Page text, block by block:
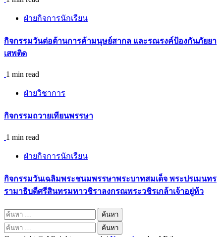
ฝ่ายกิจการนักเรียน
กิจกรรม​วันต่อต้านการค้ามนุษย์สากล และรณรงค์ป้องกันภัยยา
เสพติด
1 min read
ฝ่ายวิชาการ
กิจกรรมถวายเทียนพรรษา
1 min read
ฝ่ายกิจการนักเรียน
กิจกรรมวันเฉลิมพระชนมพรรษาพระบาทสมเด็จ พระปรเมนทร
รามาธิบดีศรีสินทรมหาวชิราลงกรณพระวชิรเกล้าเจ้าอยู่ห้ว
ค้นหา
สำหรับ:
ค้นหา